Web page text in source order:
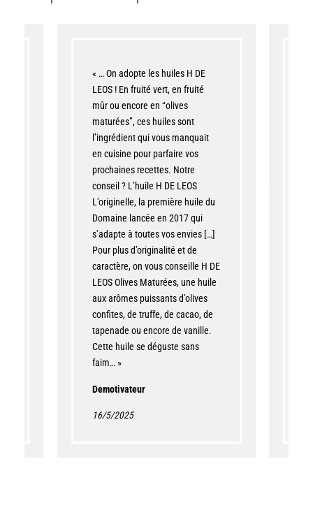
« … On adopte les huiles H DE
LEOS ! En fruité vert, en fruité
mûr ou encore en “olives
maturées”, ces huiles sont
l’ingrédient qui vous manquait
en cuisine pour parfaire vos
prochaines recettes. Notre
conseil ? L’huile H DE LEOS
L’originelle, la première huile du
Domaine lancée en 2017 qui
s’adapte à toutes vos envies […]
Pour plus d’originalité et de
caractère, on vous conseille H DE
LEOS Olives Maturées, une huile
aux arômes puissants d’olives
confites, de truffe, de cacao, de
tapenade ou encore de vanille.
Cette huile se déguste sans
faim… »
Demotivateur
16/5/2025